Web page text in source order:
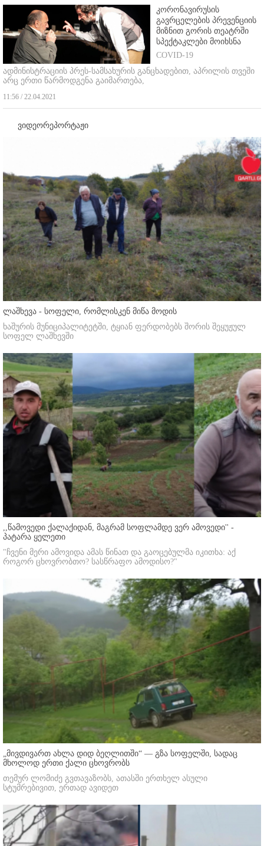
კორონავირუსის
გავრცელების პრევენციის
მიზნით გორის თეატრში
სპექტაკლები მოიხსნა
COVID-19
ადმინისტრაციის პრეს-სამსახურის განცხადებით, აპრილის თვეში
არც ერთი წარმოდგენა გაიმართება,
11:56 / 22.04.2021
ვიდეორეპორტაჟი
ლაშხევა - სოფელი, რომლისკენ მიწა მოდის
ხაშურის მუნიციპალიტეტში, ტყიან ფერდობებს შორის შეყუჟულ
სოფელ ლაშხევში
,,წამოვედი ქალაქიდან, მაგრამ სოფლამდე ვერ ამოვედი'' -
პატარა ყელეთი
"ჩვენი მერი ამოვიდა ამას წინათ და გაოცებულმა იკითხა: აქ
როგორ ცხოვრობთო? სასწრაფო ამოდისო?"
„მივდივართ ახლა დიდ ბეღლითში“ — გზა სოფელში, სადაც
მხოლოდ ერთი ქალი ცხოვრობს
თემურ ლომიძე გვთავაზობს, ათასში ერთხელ ასული
სტუმრებივით, ერთად ავიდეთ